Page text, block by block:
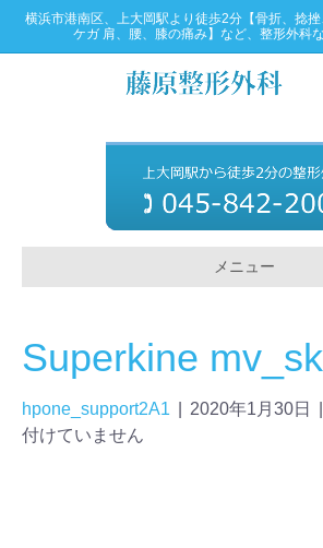
横浜市港南区、上大岡駅より徒歩2分【骨折、捻
ケガ 肩、腰、膝の痛み】など、整形外科
メニュー
Superkine
hpone_support2A1 2020年1月30日
付けていません